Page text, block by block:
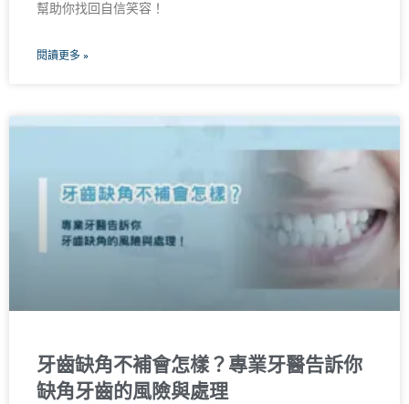
幫助你找回自信笑容！
閱讀更多 »
牙齒缺角不補會怎樣？專業牙醫告訴你
缺角牙齒的風險與處理